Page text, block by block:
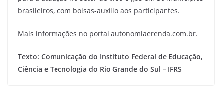
brasileiros, com bolsas-auxílio aos participantes.
Mais informações no portal autonomiaerenda.com.br.
Texto: Comunicação do Instituto Federal de Educação,
Ciência e Tecnologia do Rio Grande do Sul – IFRS